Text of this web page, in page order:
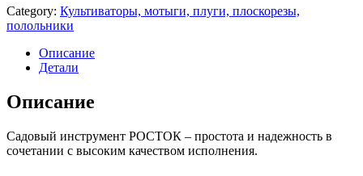
Category: Культиваторы, мотыги, плуги, плоскорезы,
полольники
Описание
Детали
Описание
Садовый инструмент РОСТОК – простота и надежность в
сочетании с высоким качеством исполнения.